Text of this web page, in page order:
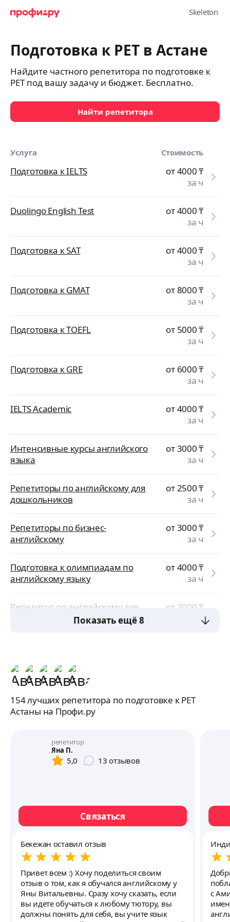
Подготовка к PET в Астане
Найдите частного репетитора по подготовке к
PET под вашу задачу и бюджет. Бесплатно.
Найти репетитора
Услуга Стоимость
Подготовка к IELTS от 4000₸
за ч
Duolingo English Test от 4000₸
за ч
Подготовка к SAT от 4000₸
за ч
Подготовка к GMAT от 8000₸
за ч
Подготовка к TOEFL от 5000₸
за ч
Подготовка к GRE от 6000₸
за ч
IELTS Academic от 4000₸
за ч
Интенсивные курсы английского
языка
от 3000₸
за ч
Репетиторы по английскому для
дошкольников
от 2500₸
за ч
Репетиторы по бизнес-
английскому
от 3000₸
за ч
Подготовка к олимпиадам по
английскому языку
от 4000₸
за ч
Репетитор по английскому для
от 3000₸
за ч
Показать ещё 8
154 лучших репетитора по подготовке к PET
Астаны на Профи.ру
репетитор
Яна П.
5,0 13 отзывов
Связаться
Бекежан оставил отзыв
Привет всем :) Хочу поделиться своим
отзыв о том, как я обучался английскому у
Яны Витальевны. Сразу хочу сказать, если
вы идете обучаться к любому тютору, вы
должны понять для себя, вы учите язык
с